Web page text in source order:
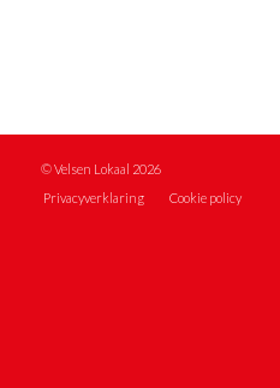
© Velsen Lokaal 2026
Privacyverklaring
Cookie policy